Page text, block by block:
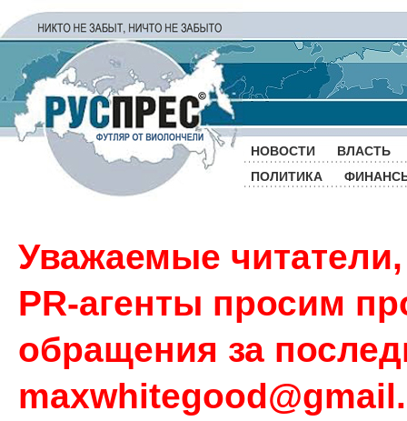
НОВОСТИ
ВЛАСТЬ
ПОЛИТИКА
Уважаемые
PR-агенты просим
обращения за